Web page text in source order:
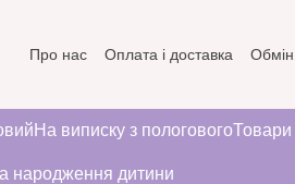
Про нас Оплата і доставка
На виписку з пологового
народження дитини